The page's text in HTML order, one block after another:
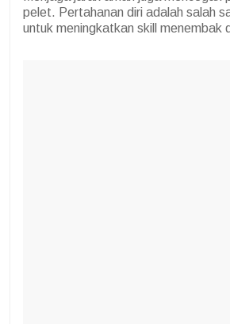
pelet. Pertahanan diri adalah salah
untuk meningkatkan skill menembak